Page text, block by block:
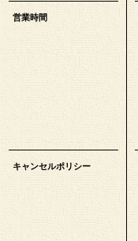
営業時間
キャンセルポリシー